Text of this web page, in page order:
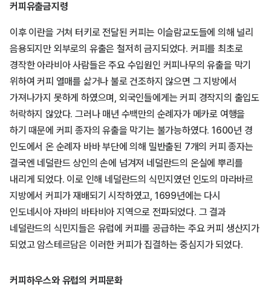
커피유출금지령
이후 이란을 거쳐 터키로 전달된 커피는 이슬람교도들에 의해 널리
음용되지만 외부로의 유출은 철저히 금지되었다. 커피를 최초로
경작한 아라비아 사람들은 주요 수입원인 커피나무의 유출을 막기
위하여 커피 열매를 삶거나 불로 건조하지 않으면 그 지방에서
가져나가지 못하게 하였으며, 외국인들에게는 커피 경작지의 출입도
허락하지 않았다. 그러나 매년 수백만의 순례자가 메카로 여행을
하기 때문에 커피 종자의 유출을 막기는 불가능하였다. 1600년 경
인도에서 온 순례자 바바 부단에 의해 밀반출된 7개의 커피 종자는
결국엔 네덜란드 상인의 손에 넘겨져 네덜란드의 온실에 뿌리를
내리게 되었다. 이로 인해 네덜란드의 식민지였던 인도의 마라바르
지방에서 커피가 재배되기 시작하였고, 1699년에는 다시
인도네시아 자바의 바타비아 지역으로 전파되었다. 그 결과
네덜란드의 식민지들은 유럽에 커피를 공급하는 주요 커피 생산지가
되었고 암스테르담은 이러한 커피가 집결하는 중심지가 되었다.
커피하우스와 유럽의 커피문화